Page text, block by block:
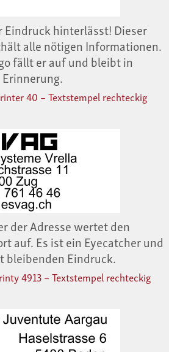
Eindruck hinterlässt! Dieser
alle nötigen Informationen.
fällt er auf und bleibt in
Erinnerung.
40 – Textstempel rechteckig
der Adresse wertet den
auf. Es ist ein Eyecatcher und
bleibenden Eindruck.
4913 – Textstempel rechteckig